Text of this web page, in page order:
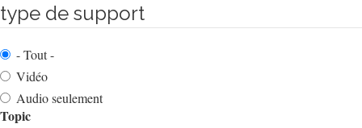
type de support
- Tout -
Vidéo
Audio seulement
Topic